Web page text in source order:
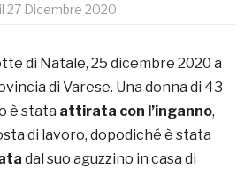
il 27 Dicembre 2020
di Natale, 25 dicembre 2020 a
di Varese. Una donna di 43
è stata attirata con l’inganno,
di lavoro, dopodiché è stata
dal suo aguzzino in casa di